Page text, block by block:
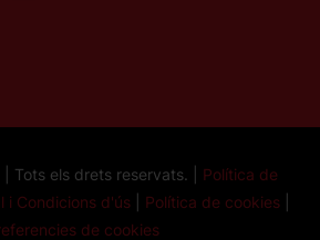
Tots els drets reservats. | Política de
i Condicions d'ús Política de cookies
de cookies